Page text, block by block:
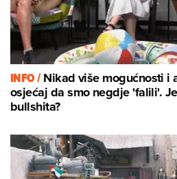
INFO /Nikad više mogućnosti i
osjećaj da smo negdje 'falili'.
bullshita?